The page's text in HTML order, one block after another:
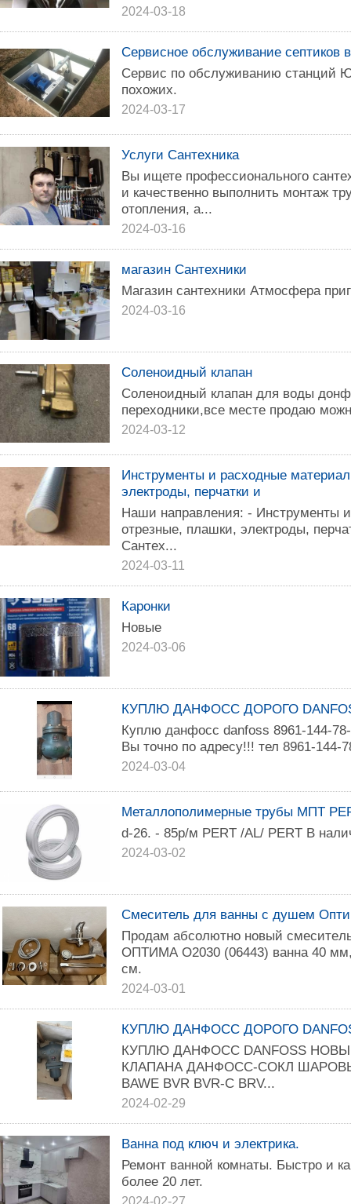
2024-03-18
Сервисное обслуживание септиков
Сервис по обслуживанию станций
похожих.
2024-03-17
Услуги Сантехника
Вы ищете профессионального
и качественно выполнить монтаж
отопления, а...
2024-03-16
магазин Сантехники
Магазин сантехники Атмосфера
2024-03-16
Соленоидный клапан
Соленоидный клапан для воды
переходники,все месте продаю
2024-03-12
Инструменты и расходные
электроды, перчатки и
Наши направления: - Инструменты
отрезные, плашки, электроды,
Сантех...
2024-03-11
Каронки
Новые
2024-03-06
КУПЛЮ ДАНФОСС ДОРОГО
Куплю данфосс danfoss 8961-144-
Вы точно по адресу!!! тел 8961-
2024-03-04
Металлополимерные трубы МПТ
d-26. - 85р/м РERT /AL/ PЕRT В
2024-03-02
Смеситель для ванны с душем
Пpoдам aбcолютнo нoвый
OПТИМА O2030 (06443) ванна 40
см.
2024-03-01
КУПЛЮ ДАНФОСС ДОРОГО
КУПЛЮ ДАНФОСС DANFOSS
КЛАПАНА ДАНФОСС-СОКЛ
BAWE BVR BVR-C BRV...
2024-02-29
Ванна под ключ и электрика.
Ремонт ванной комнаты. Быстро и
более 20 лет.
2024-02-27